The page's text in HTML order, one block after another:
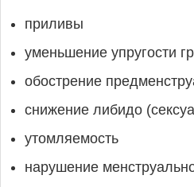
приливы
уменьшение упругости
обострение
снижение либидо
утомляемость
нарушение